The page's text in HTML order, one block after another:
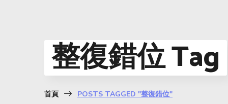
整復錯位 Tag
首頁 POSTS TAGGED "整復錯位"